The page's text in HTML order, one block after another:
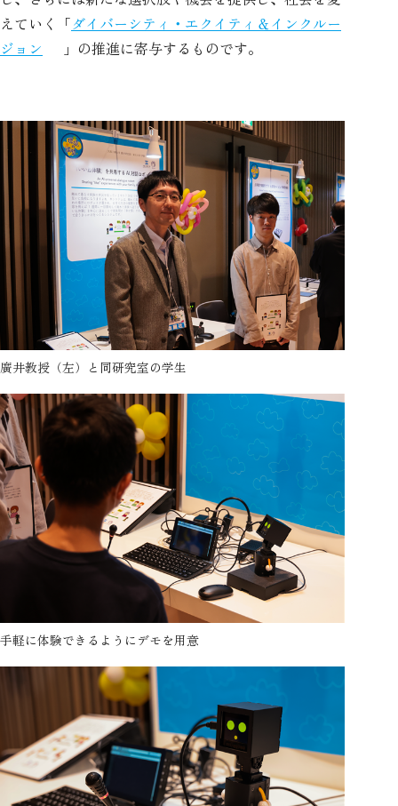
えていく「ダイバーシティ・エクイティ＆インクルー
ジョン
」の推進に寄与するものです。
廣井教授（左）と同研究室の学生
手軽に体験できるようにデモを用意